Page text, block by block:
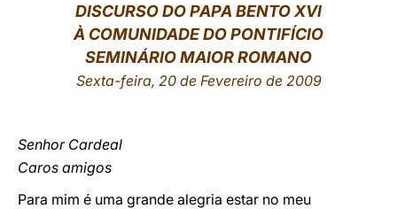
中文
LATINE
DISCURSO DO PAPA BENTO XVI
À COMUNIDADE DO PONTIFÍCIO
SEMINÁRIO MAIOR ROMANO
Sexta-feira, 20 de Fevereiro de 2009
Senhor Cardeal
Caros amigos
Para mim é uma grande alegria estar no meu